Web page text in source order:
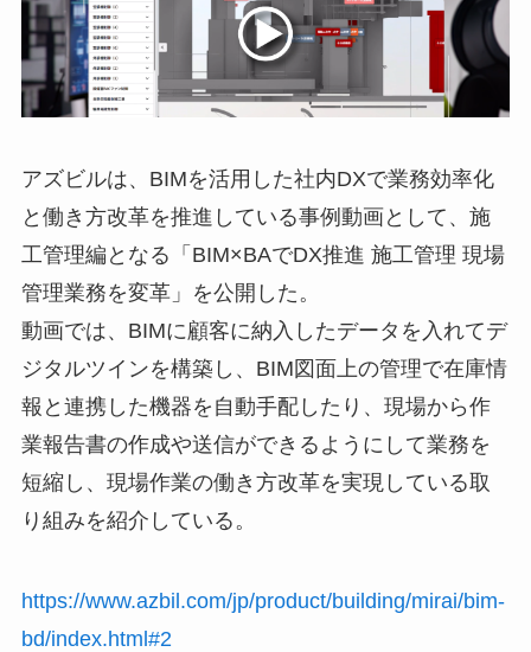
アズビルは、BIMを活用した社内DXで業務効率化
と働き方改革を推進している事例動画として、施
工管理編となる「BIM×BAでDX推進 施工管理 現場
管理業務を変革」を公開した。
動画では、BIMに顧客に納入したデータを入れてデ
ジタルツインを構築し、BIM図面上の管理で在庫情
報と連携した機器を自動手配したり、現場から作
業報告書の作成や送信ができるようにして業務を
短縮し、現場作業の働き方改革を実現している取
り組みを紹介している。
https://www.azbil.com/jp/product/building/mirai/bim-
bd/index.html#2